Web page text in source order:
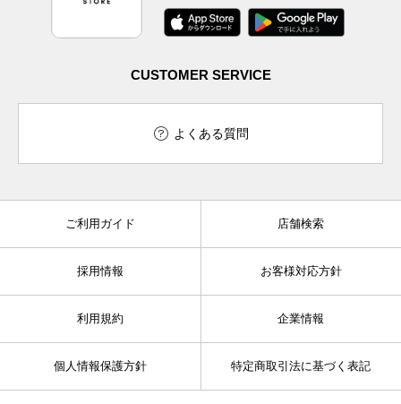
CUSTOMER SERVICE
よくある質問
ご利用ガイド 店舗検索
採用情報 お客様対応方針
利用規約 企業情報
個人情報保護方針 特定商取引法に基づく表記